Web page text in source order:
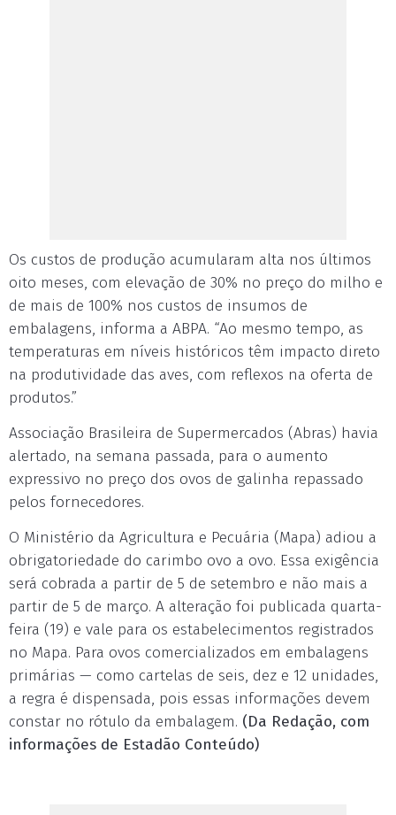
Os custos de produção acumularam alta nos últimos
oito meses, com elevação de 30% no preço do milho e
de mais de 100% nos custos de insumos de
embalagens, informa a ABPA. “Ao mesmo tempo, as
temperaturas em níveis históricos têm impacto direto
na produtividade das aves, com reflexos na oferta de
produtos.”
Associação Brasileira de Supermercados (Abras) havia
alertado, na semana passada, para o aumento
expressivo no preço dos ovos de galinha repassado
pelos fornecedores.
O Ministério da Agricultura e Pecuária (Mapa) adiou a
obrigatoriedade do carimbo ovo a ovo. Essa exigência
será cobrada a partir de 5 de setembro e não mais a
partir de 5 de março. A alteração foi publicada quarta-
feira (19) e vale para os estabelecimentos registrados
no Mapa. Para ovos comercializados em embalagens
primárias — como cartelas de seis, dez e 12 unidades,
a regra é dispensada, pois essas informações devem
constar no rótulo da embalagem. (Da Redação, com
informações de Estadão Conteúdo)